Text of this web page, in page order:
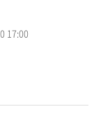
17:00